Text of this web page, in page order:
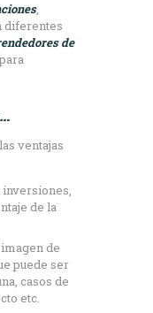
,
diferentes
de
ventajas
de la
de
puede ser
casos de
etc.